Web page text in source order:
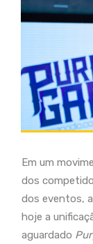
Em um
dos
dos eventos,
hoje a
aguardado